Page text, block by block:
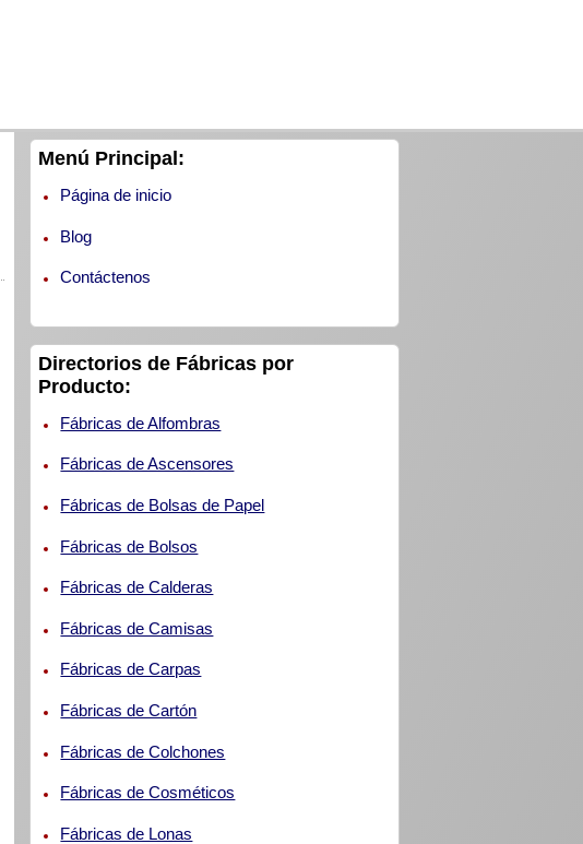
Menú Principal:
Página de inicio
Blog
Contáctenos
Directorios de Fábricas por
Producto:
Fábricas de Alfombras
Fábricas de Ascensores
Fábricas de Bolsas de Papel
Fábricas de Bolsos
Fábricas de Calderas
Fábricas de Camisas
Fábricas de Carpas
Fábricas de Cartón
Fábricas de Colchones
Fábricas de Cosméticos
Fábricas de Lonas